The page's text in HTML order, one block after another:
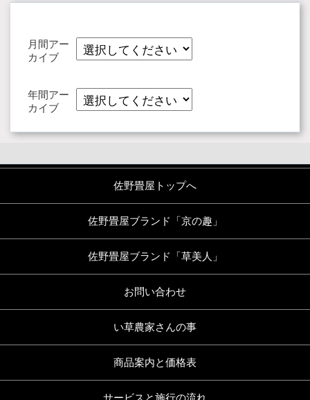
月間アー
カイブ
年間アー
カイブ
佐野畳屋トップへ
佐野畳屋ブランド「京の趣」
佐野畳屋ブランド「草美人」
お問い合わせ
い草農家さんの事
商品案内と価格表